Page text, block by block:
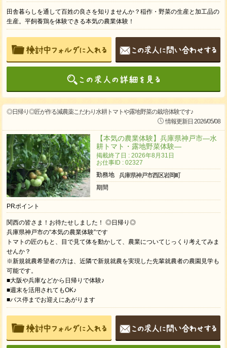
田舎暮らしを通して百姓の良さを知りませんか？稲作・野菜の生産と加工品の
生産。平飼養鶏を体験できる本気の農業体験！
◎日帰り◎匠が作る減農薬こだわり水耕トマトや露地野菜の栽培体験です♪
情報更新日 2026/05/08
【本気の農業体験】兵庫県神戸市―水
耕トマト・露地野菜体験―
掲載終了日 : 2026年8月31日
お仕事ID : 02327
勤務地
兵庫県神戸市西区岩岡町
期間
PRポイント
関西の皆さま！お待たせしました！ ◎日帰り◎
兵庫県神戸市の“本気の農業体験”です
トマトの匠のもと、目で見て体を動かして、農業についてじっくり考えてみま
せんか？
※新規就農希望者の方は、近隣で新規就農を実現した先輩就農者の農園見学も
可能です。
■大阪や兵庫などから日帰りで体験♪
■週末を活用されてもOK♪
■バス停までお迎えにあがります